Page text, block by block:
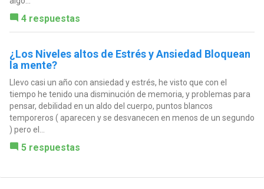
4 respuestas
¿Los Niveles altos de Estrés y Ansiedad Bloquean
la mente?
Llevo casi un año con ansiedad y estrés, he visto que con el
tiempo he tenido una disminución de memoria, y problemas para
pensar, debilidad en un aldo del cuerpo, puntos blancos
temporeros ( aparecen y se desvanecen en menos de un segundo
) pero el...
5 respuestas